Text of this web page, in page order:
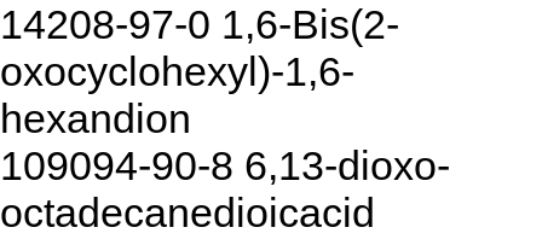
14208-97-0 1,6-Bis(2-
oxocyclohexyl)-1,6-
hexandion
109094-90-8 6,13-dioxo-
octadecanedioicacid